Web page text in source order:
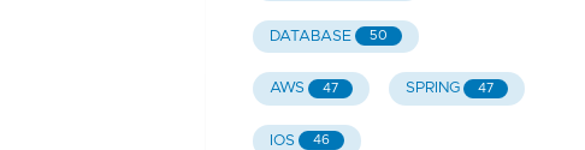
DATABASE 50
AWS 47 SPRING 47
IOS 46